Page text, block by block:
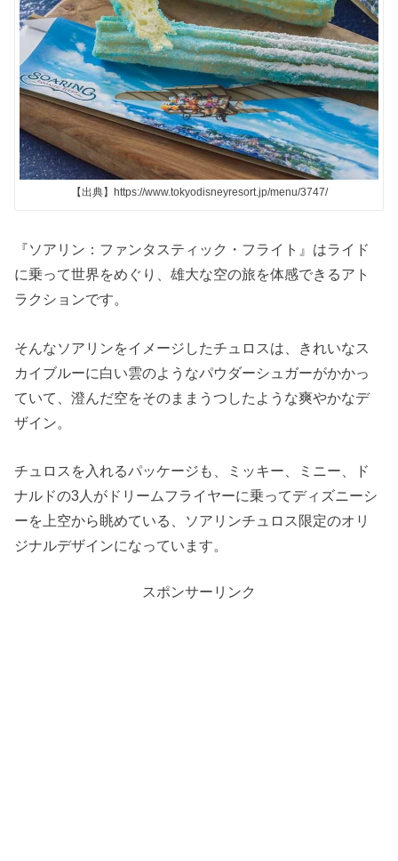
【出典】https://www.tokyodisneyresort.jp/menu/3747/
『ソアリン：ファンタスティック・フライト』はライド
に乗って世界をめぐり、雄大な空の旅を体感できるアト
ラクションです。
そんなソアリンをイメージしたチュロスは、きれいなス
カイブルーに白い雲のようなパウダーシュガーがかかっ
ていて、澄んだ空をそのままうつしたような爽やかなデ
ザイン。
チュロスを入れるパッケージも、ミッキー、ミニー、ド
ナルドの3人がドリームフライヤーに乗ってディズニーシ
ーを上空から眺めている、ソアリンチュロス限定のオリ
ジナルデザインになっています。
スポンサーリンク